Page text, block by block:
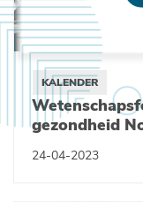
KALENDER
gezondheid
24-04-2023